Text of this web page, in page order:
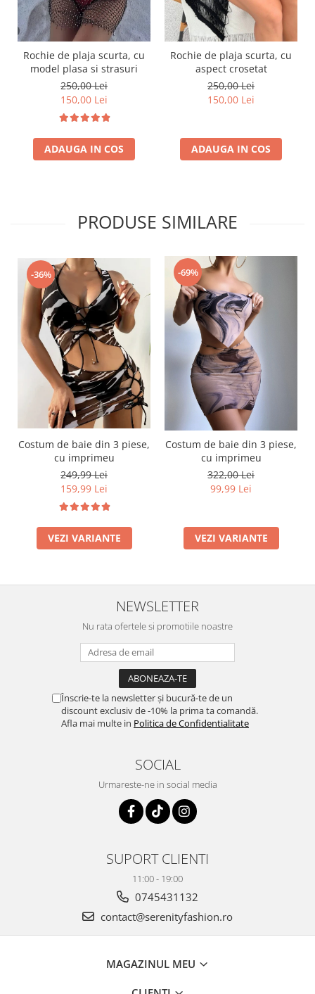
Rochie de plaja scurta, cu
model plasa si strasuri
250,00 Lei
150,00 Lei
ADAUGA IN COS
Rochie de plaja scurta, cu
aspect crosetat
250,00 Lei
150,00 Lei
ADAUGA IN COS
PRODUSE SIMILARE
-36%
Costum de baie din 3 piese,
cu imprimeu
249,99 Lei
159,99 Lei
VEZI VARIANTE
-69%
Costum de baie din 3 piese,
cu imprimeu
322,00 Lei
99,99 Lei
VEZI VARIANTE
NEWSLETTER
Nu rata ofertele si promotiile noastre
Înscrie-te la newsletter și bucură-te de un
discount exclusiv de -10% la prima ta comandă.
Afla mai multe in Politica de Confidentialitate
SOCIAL
Urmareste-ne in social media
SUPORT CLIENTI
11:00 - 19:00
0745431132
contact@serenityfashion.ro
MAGAZINUL MEU